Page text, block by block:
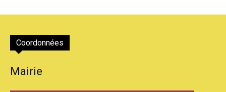
Coordonnées
Mairie